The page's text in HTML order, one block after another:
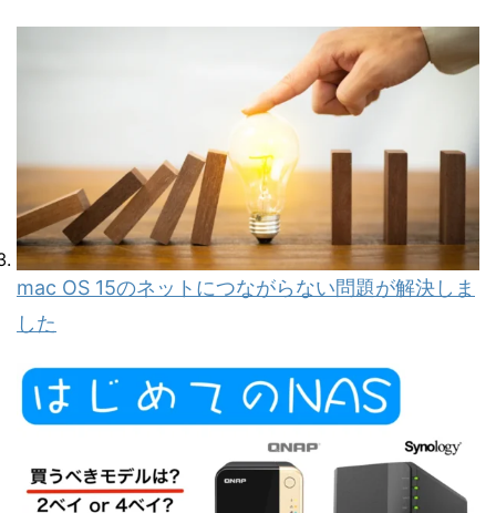
mac OS 15のネットにつながらない問題が解決しま
した